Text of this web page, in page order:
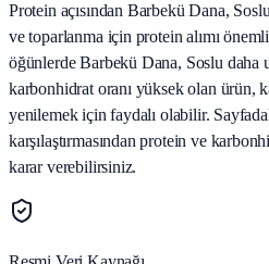
Protein açısından Barbekü Dana,
ve toparlanma için protein alımı
öğünlerde Barbekü Dana, Soslu daha
karbonhidrat oranı yüksek olan ürün,
yenilemek için faydalı olabilir.
karşılaştırmasından protein ve
karar verebilirsiniz.